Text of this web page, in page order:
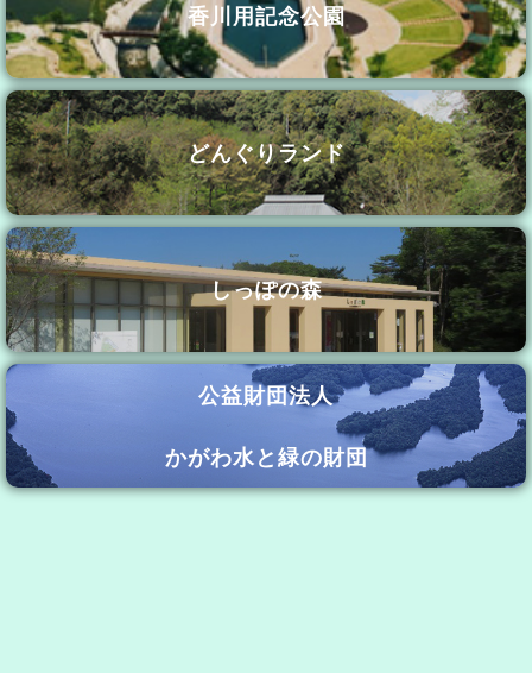
香川用記念公園
どんぐりランド
しっぽの森
公益財団法人
かがわ水と緑の財団